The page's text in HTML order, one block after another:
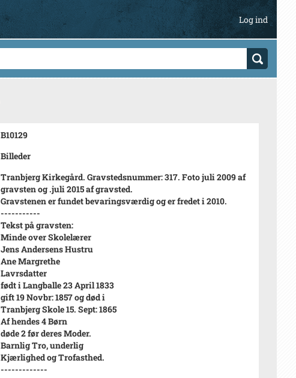
Log ind
B10129
Billeder
Tranbjerg Kirkegård. Gravstedsnummer: 317. Foto juli 2009 af
gravsten og .juli 2015 af gravsted.
Gravstenen er fundet bevaringsværdig og er fredet i 2010.
-----------
Tekst på gravsten:
Minde over Skolelærer
Jens Andersens Hustru
Ane Margrethe
Lavrsdatter
født i Langballe 23 April 1833
gift 19 Novbr: 1857 og død i
Tranbjerg Skole 15. Sept: 1865
Af hendes 4 Børn
døde 2 før deres Moder.
Barnlig Tro, underlig
Kjærlighed og Trofasthed.
-------------